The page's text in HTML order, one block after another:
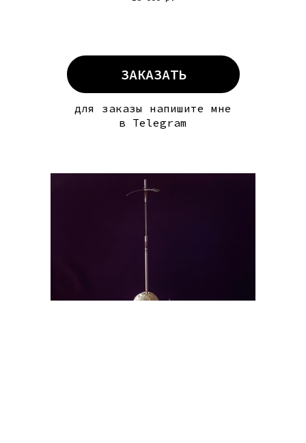
для заказы напишите мне
в Telegram
ЗАКАЗАТЬ